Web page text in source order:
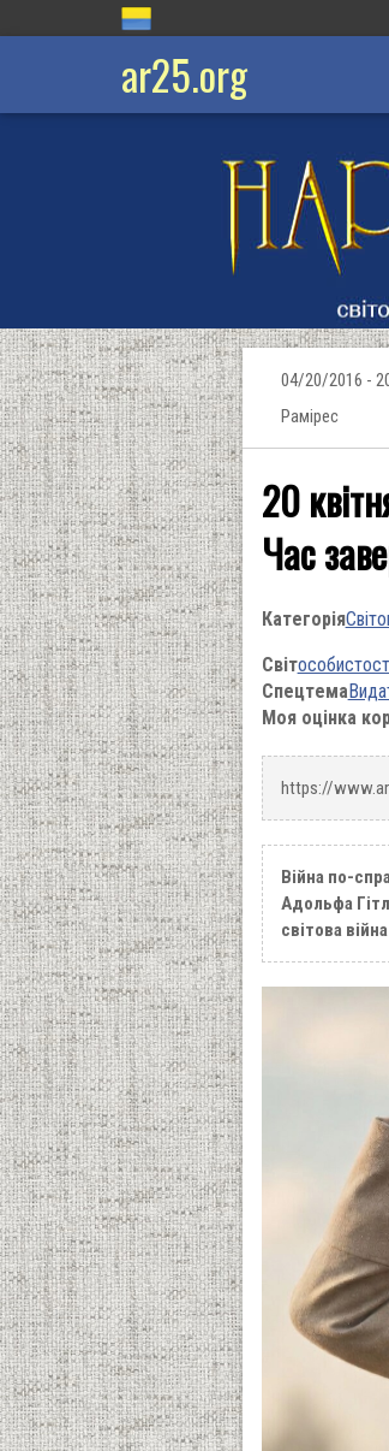
ar25.org
04/20/2016 -
Рамірес
20
Час
Категорія
Світ
Спецтема
Моя оцінка
https://
Війна по-
Адольфа
світова